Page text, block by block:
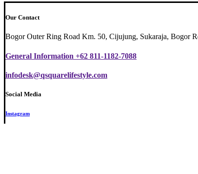
Our Contact
Bogor Outer Ring Road Km. 50, Cijujung, Sukaraja, Bogor
General Information +62 811-1182-7088
infodesk@qsquarelifestyle.com
Social Media
Instagram